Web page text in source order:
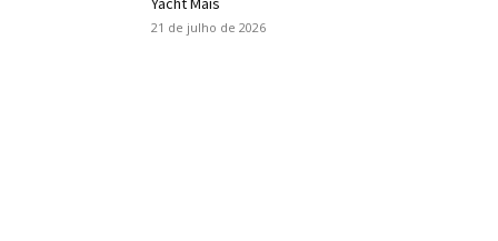
21 de julho de 2026